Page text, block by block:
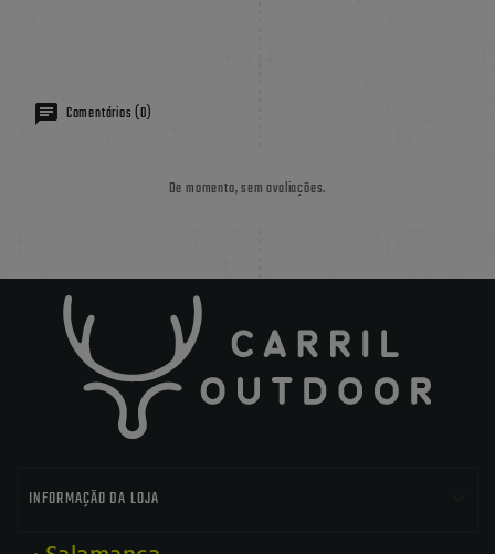
Comentários (0)
De momento, sem avaliações.
INFORMAÇÃO DA LOJA